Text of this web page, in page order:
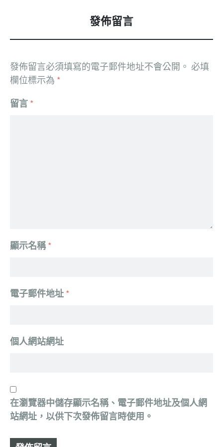
發佈留言
發佈留言必須填寫的電子郵件地址不會公開。 必填
欄位標示為 *
留言 *
顯示名稱*
電子郵件地址 *
個人網站網址
在瀏覽器中儲存顯示名稱、電子郵件地址及個人網
站網址，以供下次發佈留言時使用。